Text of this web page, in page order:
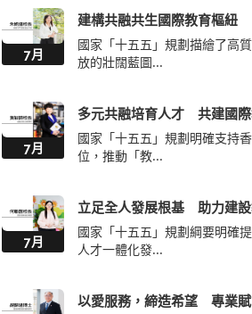
7月
建構共融共生國際教育樞紐
國家「十五五」規劃描繪了高
放的壯闊藍圖...
7月
多元共融培育人才 共建國
國家「十五五」規劃明確支持
位，推動「教...
7月
立足全人發展根基 助力建
國家「十五五」規劃綱要明確
人才一體化發...
以愛服務，締造希望 專業